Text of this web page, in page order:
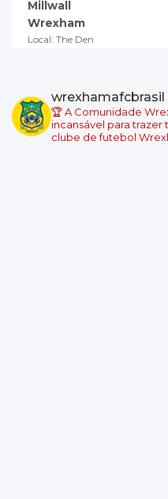
Millwall
Wrexham
Local: The Den
Wrexham
Local: Swansea.com Stadium
wrexhamafcbrasil
🏆 A Comunidade
incansável para
clube de futebol